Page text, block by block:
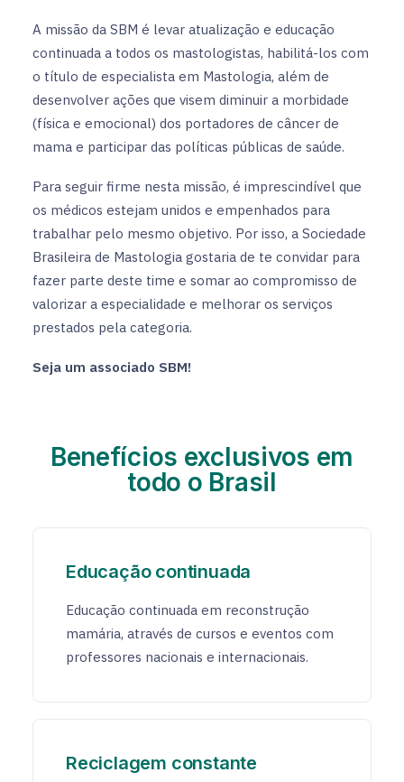
A missão da SBM é levar atualização e educação
continuada a todos os mastologistas, habilitá-los com
o título de especialista em Mastologia, além de
desenvolver ações que visem diminuir a morbidade
(física e emocional) dos portadores de câncer de
mama e participar das políticas públicas de saúde.
Para seguir firme nesta missão, é imprescindível que
os médicos estejam unidos e empenhados para
trabalhar pelo mesmo objetivo. Por isso, a Sociedade
Brasileira de Mastologia gostaria de te convidar para
fazer parte deste time e somar ao compromisso de
valorizar a especialidade e melhorar os serviços
prestados pela categoria.
Seja um associado SBM!
Benefícios exclusivos em
todo o Brasil
Educação continuada
Educação continuada em reconstrução
mamária, através de cursos e eventos com
professores nacionais e internacionais.
Reciclagem constante